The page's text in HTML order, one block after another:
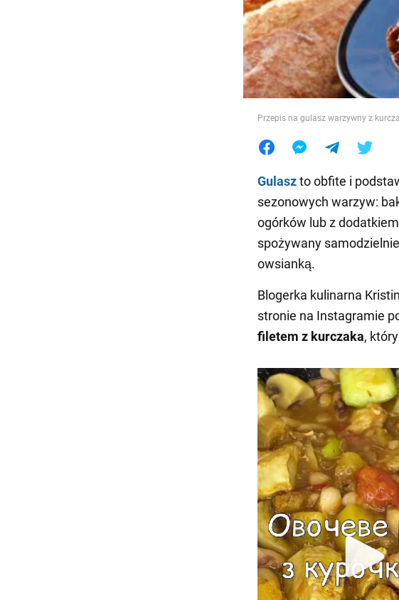
Jedzenie
Przepis na gulasz warzywny z
Gulaszto obfite i
sezonowych warzyw:
ogórków lub z
spożywany
owsianką.
Blogerka kulinarna
stronie na Instagramie
filetem z kurczaka,